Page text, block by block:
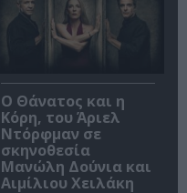
Ο Θάνατος και η
Κόρη, του Άριελ
Ντόρφμαν σε
σκηνοθεσία
Μανώλη Δούνια και
Αιμίλιου Χειλάκη